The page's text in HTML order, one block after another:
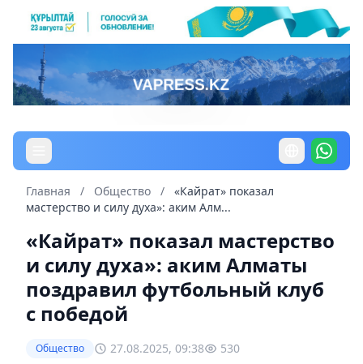
Главная / Общество /
«Кайрат» показал
мастерство и силу духа»: аким Алм...
«Кайрат» показал мастерство
и силу духа»: аким Алматы
поздравил футбольный клуб
с победой
Общество 27.08.2025, 09:38 530